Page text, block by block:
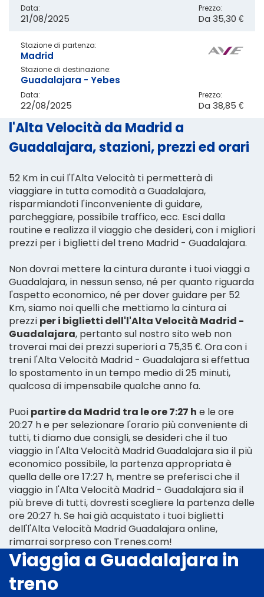
Data:
21/08/2025
Prezzo:
Da 35,30 €
Stazione di partenza:
Madrid
Stazione di destinazione:
Guadalajara - Yebes
Data:
22/08/2025
Prezzo:
Da 38,85 €
l'Alta Velocità da Madrid a
Guadalajara, stazioni, prezzi ed orari
52 Km in cui l'l'Alta Velocità ti permetterà di
viaggiare in tutta comodità a Guadalajara,
risparmiandoti l'inconveniente di guidare,
parcheggiare, possibile traffico, ecc. Esci dalla
routine e realizza il viaggio che desideri, con i migliori
prezzi per i biglietti del treno Madrid - Guadalajara.
Non dovrai mettere la cintura durante i tuoi viaggi a
Guadalajara, in nessun senso, né per quanto riguarda
l'aspetto economico, né per dover guidare per 52
Km, siamo noi quelli che mettiamo la cintura ai
prezzi per i biglietti dell'l'Alta Velocità Madrid -
Guadalajara, pertanto sul nostro sito web non
troverai mai dei prezzi superiori a 75,35 €. Ora con i
treni l'Alta Velocità Madrid - Guadalajara si effettua
lo spostamento in un tempo medio di 25 minuti,
qualcosa di impensabile qualche anno fa.
Puoi partire da Madrid tra le ore 7:27 h e le ore
20:27 h e per selezionare l'orario più conveniente di
tutti, ti diamo due consigli, se desideri che il tuo
viaggio in l'Alta Velocità Madrid Guadalajara sia il più
economico possibile, la partenza appropriata è
quella delle ore 17:27 h, mentre se preferisci che il
viaggio in l'Alta Velocità Madrid - Guadalajara sia il
più breve di tutti, dovresti scegliere la partenza delle
ore 20:27 h. Se hai già acquistato i tuoi biglietti
dell'l'Alta Velocità Madrid Guadalajara online,
rimarrai sorpreso con Trenes.com!
Viaggia a Guadalajara in
treno